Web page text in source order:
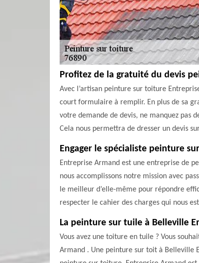
Profitez de la gratuité du devis
Avec l’artisan peinture sur toiture
court formulaire à remplir. En plus de sa
votre demande de devis, ne manquez pas
Cela nous permettra de dresser un devis
Engager le spécialiste peinture
Entreprise Armand est une entreprise de
nous accomplissons notre mission avec
le meilleur d’elle-même pour répondre
respecter le cahier des charges qui nous
La peinture sur tuile à Belleville
Vous avez une toiture en tuile ? Vous
Armand . Une peinture sur toit à Belleville